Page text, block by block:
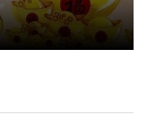
結束。不管這個
妻緣還沒了。